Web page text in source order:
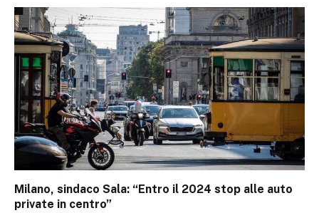
Milano, sindaco Sala: “Entro il 2024 stop alle auto
private in centro”